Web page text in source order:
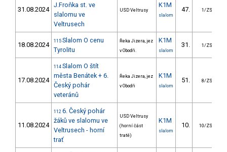
31.08.2024
J.Froňka st. ve
slalomu ve
Veltrusech
USD Veltrusy
K1M
slalom
47. 1/ZS
18.08.2024 115 Slalom O cenu
Tyrolitu
Řeka Jizera, jez
v Obodři.
K1M
slalom
31. 1/ZS
17.08.2024
114 Slalom O štít
města Benátek + 6.
Český pohár
veteránů
Řeka Jizera, jez
v Obodři
K1M
slalom
51. 8/ZS
11.08.2024
112 6. Český pohár
žáků ve slalomu ve
Veltrusech - horní
trať
USD Veltrusy
(horní část
tratě)
K1M
slalom
10. 10/ZS